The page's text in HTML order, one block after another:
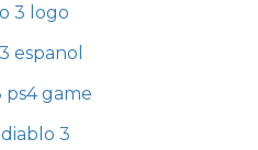
3 logo
espanol
ps4 game
3